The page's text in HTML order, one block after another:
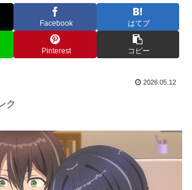
Facebook はてブ
Pinterest コピー
2026.05.12
ク